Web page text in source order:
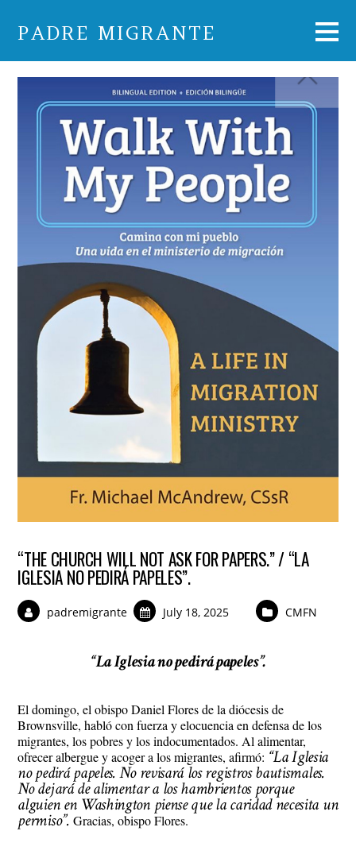
PADRE MIGRANTE
“THE CHURCH WILL NOT ASK FOR PAPERS.” / “LA
IGLESIA NO PEDIRÁ PAPELES”.
padremigrante July 18, 2025 CMFN
“La Iglesia no pedirá papeles”.
El domingo, el obispo Daniel Flores de la diócesis de
Brownsville, habló con fuerza y elocuencia en defensa de los
migrantes, los pobres y los indocumentados. Al alimentar,
ofrecer albergue y acoger a los migrantes, afirmó: “La Iglesia
no pedirá papeles. No revisará los registros bautismales.
No dejará de alimentar a los hambrientos porque
alguien en Washington piense que la caridad necesita un
permiso”. Gracias, obispo Flores.